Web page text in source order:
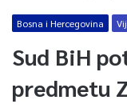
Bosna i Hercegovina
Sud BiH
predmetu